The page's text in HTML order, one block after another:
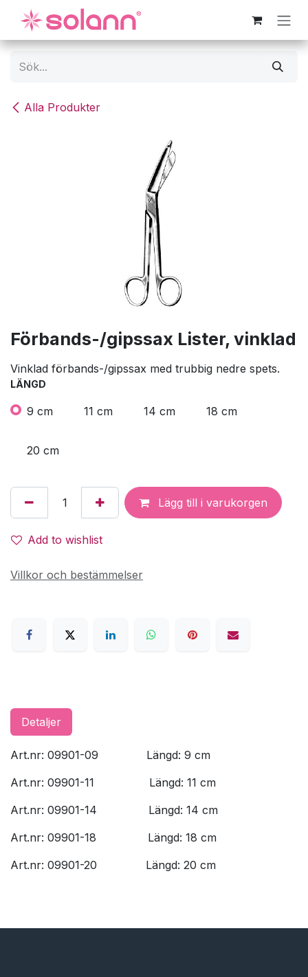
Hoppa till innehåll
Alla Produkter
Förbands-/gipssax Lister, vinklad
Vinklad förbands-/gipssax med trubbig nedre spets.
LÄNGD
9 cm 11 cm 14 cm 18 cm
20 cm
Lägg till i varukorgen
Add to wishlist
Villkor och bestämmelser
Detaljer
Art.nr: 09901-09
​Längd: 9 cm
Art.nr: 09901-11
​Längd: 11 cm
Art.nr: 09901-14
​Längd: 14 cm
Art.nr: 09901-18
​Längd: 18 cm
Art.nr: 09901-20
​Längd: 20 cm